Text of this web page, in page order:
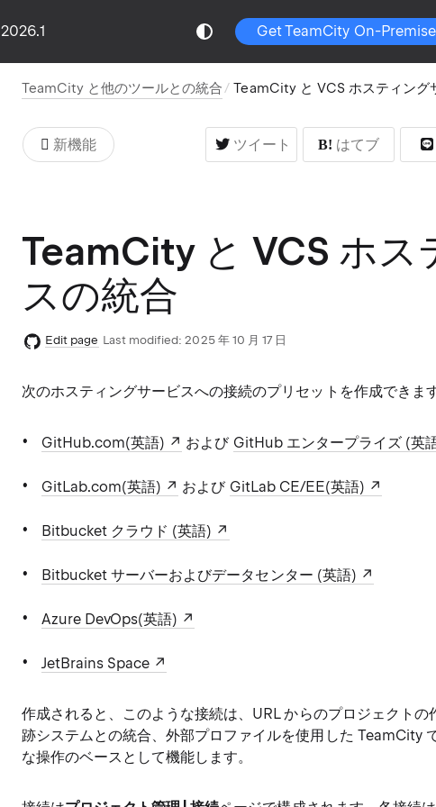
2026.1 Get TeamCity On-
TeamCity と他のツールとの統合 TeamCity と VCS ホスティング
新機能 ツイート はてブ
TeamCity と VCS ホス
スの統合
Edit page Last modified: 2025 年 10 月 17 日
次のホスティングサービスへの接続のプリセットを作成できます
GitHub.com(英語) および GitHub エンタープライズ (英
GitLab.com(英語) および GitLab CE/EE(英語)
Bitbucket クラウド (英語)
Bitbucket サーバーおよびデータセンター (英語)
Azure DevOps(英語)
JetBrains Space
作成されると、このような接続は、URL からのプロジェクトの
跡システムとの統合、外部プロファイルを使用した TeamCity
な操作のベースとして機能します。